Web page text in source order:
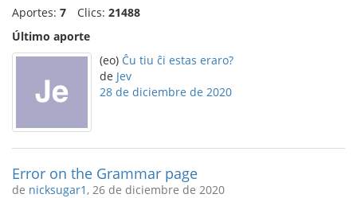
Aportes: 7 Clics: 21488
Último aporte
(eo) Ĉu tiu ĉi estas eraro?
de Jev
28 de diciembre de 2020
Error on the Grammar page
de nicksugar1 , 26 de diciembre de 2020